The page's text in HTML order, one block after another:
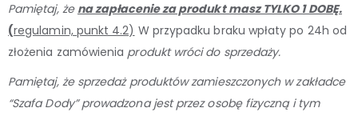
Pamiętaj, że na zapłacenie za produkt masz TYLKO 1 DOBĘ.
(regulamin, punkt 4.2) W przypadku braku wpłaty po 24h od
złożenia zamówienia produkt wróci do sprzedaży.
Pamiętaj, że sprzedaż produktów zamieszczonych w zakładce
“Szafa Dody” prowadzona jest przez osobę fizyczną i tym